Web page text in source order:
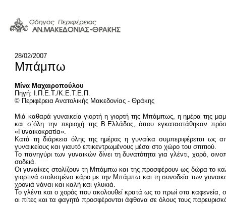
28/02/2007
Μπάμπω
Μίνα Μαχαιροπούλου
Πηγή: Ι.Π.Ε.Τ./Κ.Ε.Τ.Ε.Π.
© Περιφέρεια Ανατολικής Μακεδονίας - Θράκης
Mιά καθαρά γυναικεία γιορτή η γιορτή της Μπάμπως, η ημέρα της
και σ΄όλη την περιοχή της Β.Ελλάδος, όπου εγκαταστάθηκαν
«Γυναικοκρατία».
Κατά τη διάρκεια όλης της ημέρας η γυναίκα συμπεριφέρεται ως
γυναικείους και γιαυτό επικεντρωμένους μέσα στο χώρο του σπιτιού.
Το πανηγύρι των γυναικών δίνει τη δυνατότητα για γλέντι, χορό,
σοδειά.
Οι γυναίκες στολίζουν τη Μπάμπω και της προσφέρουν ως δώρα το
γιορτινά στολισμένο κάρο με την Μπάμπω και τη συνοδεία των
χρονιά νάναι και καλή και γλυκιά.
Το γλέντι και ο χορός που ακολουθεί κρατά ως το πρωί στα καφενεία,
οι πίτες και τα φαγητά προσφέρονται άφθονα σε όλους τους